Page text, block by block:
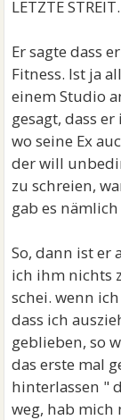
LETZTE STREIT.
Er sagte dass
Fitness. Ist ja
einem Studio
gesagt, dass
wo seine Ex
der will
zu schreien,
gab es
So, dann ist er
ich ihm nichts
schei. wenn
dass ich
geblieben, so
das erste mal
hinterlassen "
weg, hab mich